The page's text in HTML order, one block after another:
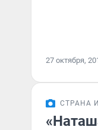
27 октября,
СТРАНА